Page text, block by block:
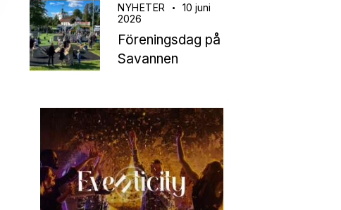
NYHETER
10 juni
2026
Föreningsdag på
Savannen